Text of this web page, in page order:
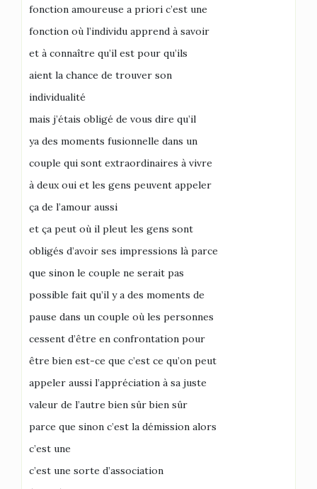
fonction amoureuse a priori c’est une
fonction où l’individu apprend à savoir
et à connaître qu’il est pour qu’ils
aient la chance de trouver son
individualité
mais j’étais obligé de vous dire qu’il
ya des moments fusionnelle dans un
couple qui sont extraordinaires à vivre
à deux oui et les gens peuvent appeler
ça de l’amour aussi
et ça peut où il pleut les gens sont
obligés d’avoir ses impressions là parce
que sinon le couple ne serait pas
possible fait qu’il y a des moments de
pause dans un couple où les personnes
cessent d’être en confrontation pour
être bien est-ce que c’est ce qu’on peut
appeler aussi l’appréciation à sa juste
valeur de l’autre bien sûr bien sûr
parce que sinon c’est la démission alors
c’est une
c’est une sorte d’association